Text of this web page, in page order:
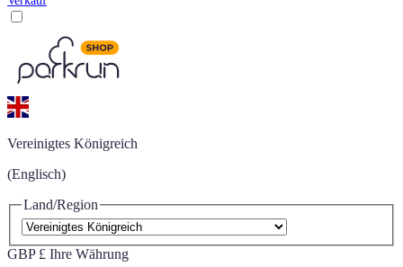
Vereinigtes Königreich
(Englisch)
Land/Region
GBP £ Ihre Währung